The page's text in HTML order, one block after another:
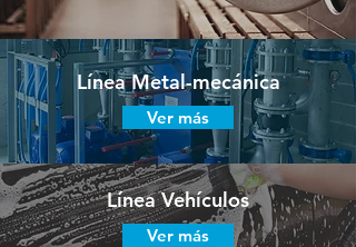
Línea Metal-mecánica
Ver más
Línea Vehículos
Ver más